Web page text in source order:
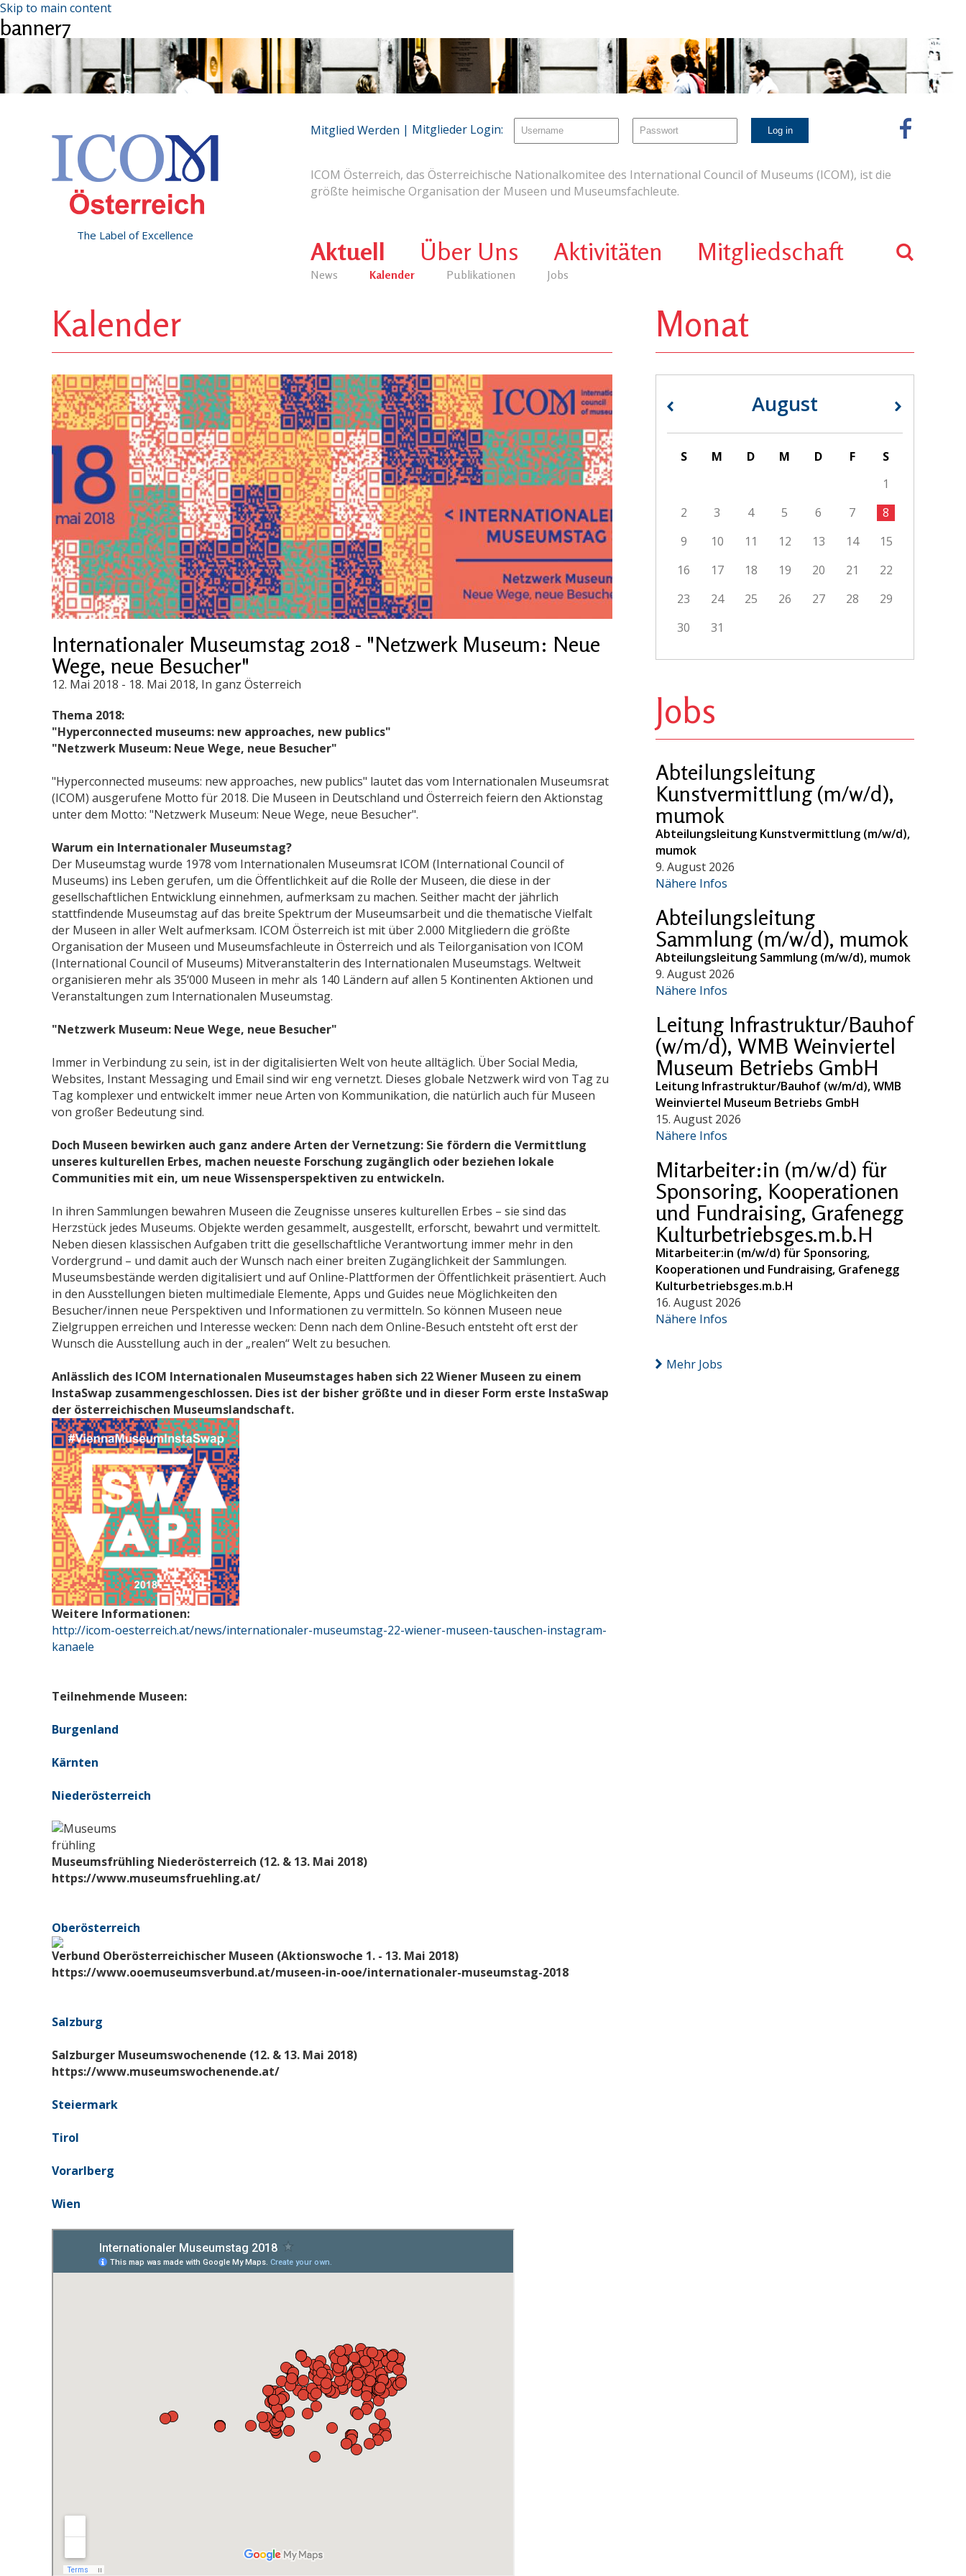
Skip to main content
banner7
The Label of Excellence
ICOM Österreich, das Österreichische Nationalkomitee des International Council of Museums (ICOM), ist die
größte heimische Organisation der Museen und Museumsfachleute.
Aktuell
News Kalender Publikationen Jobs
Über Uns Aktivitäten Mitgliedschaft
Mitglied Werden | Mitglieder Login:
Kalender
Internationaler Museumstag 2018 - "Netzwerk Museum: Neue
Wege, neue Besucher"
12. Mai 2018 - 18. Mai 2018, In ganz Österreich
Thema 2018:
"Hyperconnected museums: new approaches, new publics"
"Netzwerk Museum: Neue Wege, neue Besucher"
"Hyperconnected museums: new approaches, new publics" lautet das vom Internationalen Museumsrat
(ICOM) ausgerufene Motto für 2018. Die Museen in Deutschland und Österreich feiern den Aktionstag
unter dem Motto: "Netzwerk Museum: Neue Wege, neue Besucher".
Warum ein Internationaler Museumstag?
Der Museumstag wurde 1978 vom Internationalen Museumsrat ICOM (International Council of
Museums) ins Leben gerufen, um die Öffentlichkeit auf die Rolle der Museen, die diese in der
gesellschaftlichen Entwicklung einnehmen, aufmerksam zu machen. Seither macht der jährlich
stattfindende Museumstag auf das breite Spektrum der Museumsarbeit und die thematische Vielfalt
der Museen in aller Welt aufmerksam. ICOM Österreich ist mit über 2.000 Mitgliedern die größte
Organisation der Museen und Museumsfachleute in Österreich und als Teilorganisation von ICOM
(International Council of Museums) Mitveranstalterin des Internationalen Museumstags. Weltweit
organisieren mehr als 35‘000 Museen in mehr als 140 Ländern auf allen 5 Kontinenten Aktionen und
Veranstaltungen zum Internationalen Museumstag.
"Netzwerk Museum: Neue Wege, neue Besucher"
Immer in Verbindung zu sein, ist in der digitalisierten Welt von heute alltäglich. Über Social Media,
Websites, Instant Messaging und Email sind wir eng vernetzt. Dieses globale Netzwerk wird von Tag zu
Tag komplexer und entwickelt immer neue Arten von Kommunikation, die natürlich auch für Museen
von großer Bedeutung sind.
Doch Museen bewirken auch ganz andere Arten der Vernetzung: Sie fördern die Vermittlung
unseres kulturellen Erbes, machen neueste Forschung zugänglich oder beziehen lokale
Communities mit ein, um neue Wissensperspektiven zu entwickeln.
In ihren Sammlungen bewahren Museen die Zeugnisse unseres kulturellen Erbes – sie sind das
Herzstück jedes Museums. Objekte werden gesammelt, ausgestellt, erforscht, bewahrt und vermittelt.
Neben diesen klassischen Aufgaben tritt die gesellschaftliche Verantwortung immer mehr in den
Vordergrund – und damit auch der Wunsch nach einer breiten Zugänglichkeit der Sammlungen.
Museumsbestände werden digitalisiert und auf Online-Plattformen der Öffentlichkeit präsentiert. Auch
in den Ausstellungen bieten multimediale Elemente, Apps und Guides neue Möglichkeiten den
Besucher/innen neue Perspektiven und Informationen zu vermitteln. So können Museen neue
Zielgruppen erreichen und Interesse wecken: Denn nach dem Online-Besuch entsteht oft erst der
Wunsch die Ausstellung auch in der „realen“ Welt zu besuchen.
Anlässlich des ICOM Internationalen Museumstages haben sich 22 Wiener Museen zu einem
InstaSwap zusammengeschlossen. Dies ist der bisher größte und in dieser Form erste InstaSwap
der österreichischen Museumslandschaft.
Weitere Informationen:
http://icom-oesterreich.at/news/internationaler-museumstag-22-wiener-museen-tauschen-instagram-
kanaele
Teilnehmende Museen:
Burgenland
Kärnten
Niederösterreich
Museumsfrühling Niederösterreich (12. & 13. Mai 2018)
https://www.museumsfruehling.at/
Oberösterreich
Verbund Oberösterreichischer Museen (Aktionswoche 1. - 13. Mai 2018)
https://www.ooemuseumsverbund.at/museen-in-ooe/internationaler-museumstag-2018
Salzburg
Salzburger Museumswochenende (12. & 13. Mai 2018)
https://www.museumswochenende.at/
Steiermark
Tirol
Vorarlberg
Wien
Monat
August
« »
S M D M D F
S
1
2
3 4 5 6 7
8
9
10 11 12 13 14
15
16
17 18 19 20 21
22
23
24 25 26 27 28
29
30
31
Jobs
Abteilungsleitung
Kunstvermittlung (m/w/d),
mumok
Abteilungsleitung Kunstvermittlung (m/w/d),
mumok
9. August 2026
Nähere Infos
Abteilungsleitung
Sammlung (m/w/d), mumok
Abteilungsleitung Sammlung (m/w/d), mumok
9. August 2026
Nähere Infos
Leitung Infrastruktur/Bauhof
(w/m/d), WMB Weinviertel
Museum Betriebs GmbH
Leitung Infrastruktur/Bauhof (w/m/d), WMB
Weinviertel Museum Betriebs GmbH
15. August 2026
Nähere Infos
Mitarbeiter:in (m/w/d) für
Sponsoring, Kooperationen
und Fundraising, Grafenegg
Kulturbetriebsges.m.b.H
Mitarbeiter:in (m/w/d) für Sponsoring,
Kooperationen und Fundraising, Grafenegg
Kulturbetriebsges.m.b.H
16. August 2026
Nähere Infos
Mehr Jobs